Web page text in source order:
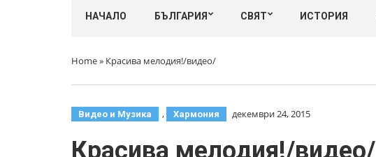
НАЧАЛО БЪЛГАРИЯ СВЯТ ИСТОРИЯ
Home» Красива мелодия!/видео/
Видео и Музика , Хармония декември 24, 2015
Красива мелодия!/видео/